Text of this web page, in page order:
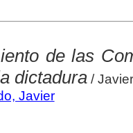
de las
dictadura/
Javier